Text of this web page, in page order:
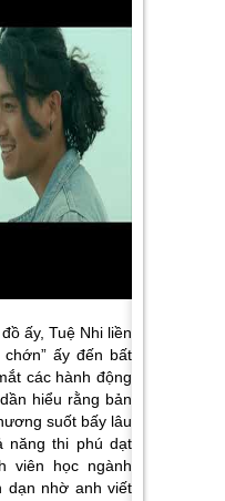
ấy, Tuệ Nhi liền
ấy đến bất
các hành động
hiểu rằng bản
suốt bấy lâu
năng thi phú dạt
viên học ngành
dạn nhờ anh viết